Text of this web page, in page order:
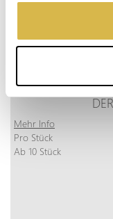
gesammelt haben.
Mehr Info
Pro Stück
Ab 10 Stück